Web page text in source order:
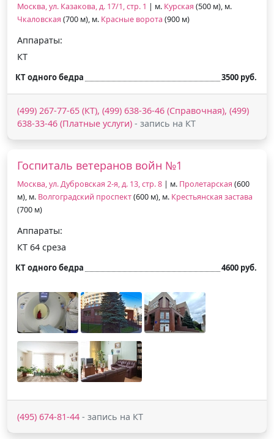
Москва, ул. Казакова, д. 17/1, стр. 1 | м. Курская (500 м), м.
Чкаловская (700 м), м. Красные ворота (900 м)
Аппараты:
КТ
КТ одного бедра 3500 руб.
(499) 267-77-65 (КТ), (499) 638-36-46 (Справочная), (499)
638-33-46 (Платные услуги) - запись на КТ
Госпиталь ветеранов войн №1
Москва, ул. Дубровская 2-я, д. 13, стр. 8 | м. Пролетарская (600
м), м. Волгоградский проспект(600 м), м. Крестьянская застава
(700 м)
Аппараты:
КТ 64 среза
КТ одного бедра 4600 руб.
(495) 674-81-44 - запись на КТ